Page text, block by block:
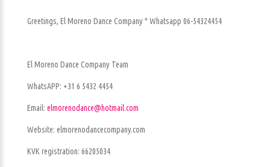
Greetings, El Moreno Dance Company * Whatsapp 06-54324454
El Moreno Dance Company Team
WhatsAPP: +31 6 5432 4454
Email: elmorenodance@hotmail.com
Website: elmorenodancecompany.com
KVK registration: 66205034